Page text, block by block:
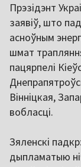
Прэзідэнт
заявіў, што
асноўным
шмат
пацярпелі
Вінніцкая,
вобласці.
Зяленскі
дыпламатыю